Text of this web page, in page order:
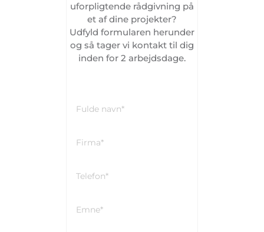
uforpligtende rådgivning på
et af dine projekter?
Udfyld formularen herunder
og så tager vi kontakt til dig
inden for 2 arbejdsdage.